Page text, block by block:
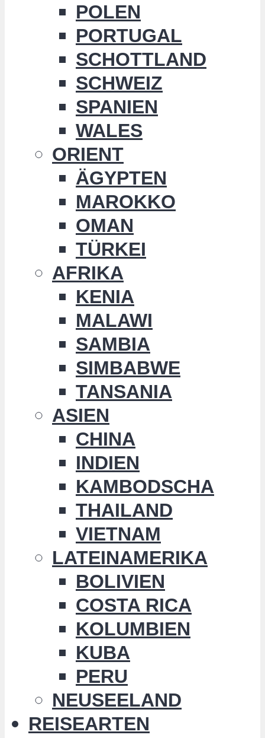
POLEN
PORTUGAL
SCHOTTLAND
SCHWEIZ
SPANIEN
WALES
ORIENT
ÄGYPTEN
MAROKKO
OMAN
TÜRKEI
AFRIKA
KENIA
MALAWI
SAMBIA
SIMBABWE
TANSANIA
ASIEN
CHINA
INDIEN
KAMBODSCHA
THAILAND
VIETNAM
LATEINAMERIKA
BOLIVIEN
COSTA RICA
KOLUMBIEN
KUBA
PERU
NEUSEELAND
REISEARTEN